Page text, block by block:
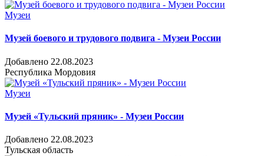
Музеи
Музей боевого и трудового подвига - Музеи России
Добавлено 22.08.2023
Республика Мордовия
Музеи
Музей «Тульский пряник» - Музеи России
Добавлено 22.08.2023
Тульская область